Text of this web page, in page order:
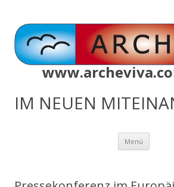
IM NEUEN
Menü Zum